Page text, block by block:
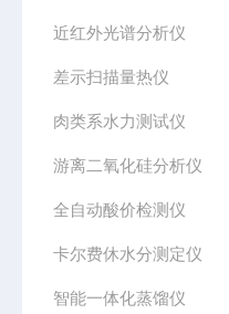
近红外光谱分析仪
差示扫描量热仪
肉类系水力测试仪
游离二氧化硅分析仪
全自动酸价检测仪
卡尔费休水分测定仪
智能一体化蒸馏仪